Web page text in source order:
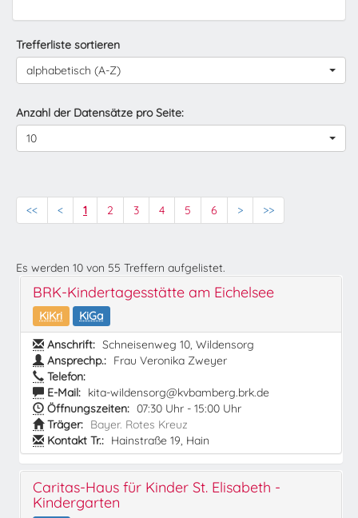
Trefferliste sortieren
alphabetisch (A-Z)
Anzahl der Datensätze pro Seite:
10
<< < 1 2 3 4 5 6 > >>
Es werden 10 von 55 Treffern aufgelistet.
BRK-Kindertagesstätte am Eichelsee
KiKri
KiGa
Anschrift: Schneisenweg 10, Wildensorg
Ansprechp.: Frau Veronika Zweyer
Telefon:
E-Mail: kita-wildensorg@kvbamberg.brk.de
Öffnungszeiten: 07:30 Uhr - 15:00 Uhr
Träger: Bayer. Rotes Kreuz
Kontakt Tr.: Hainstraße 19, Hain
Caritas-Haus für Kinder St. Elisabeth -
Kindergarten